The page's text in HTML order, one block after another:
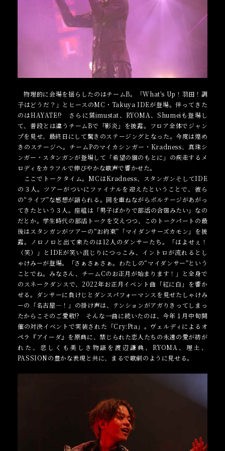
物理的に会場を揺らしたのはチームB。「What’s Up！羽田！調
子はどうだ？」とヒースのMC・Takuya IDEが登場。伴ってきた
のはHAYATE!? さらに巽imustat、RYOMA、Shumeiも登場し
て、普段とは違うチームBで「影炎」を披露。フロア全体でジャン
プを見せ、最終日にして驚きのステージングとなった。今度は煌め
きのステージへ。チームPのマイカシンガー・Kradness、真珠シ
ンガー・スタンガンが登場して「希望の旗のもとに」の疾走するメ
ロディをカラフルで伸びやかな歌声で響かせた。
ここでトークタイム。MCはKradness、スタンガンそしてIDE
の３人。ツアーがついにファイナルを迎えたということで、彼ら
の“ライブ”な感想が語られる。回を重ねながらボルテージがあがっ
てきたという３人。座組は「男子ばかりで部活の合宿みたい」なの
だとか。学生時代の部活トークを交えつつ、このトークパートの最
後はスタンガンがツアーの“お約束”「マイダンサーズカモン」を披
露。ノロノロと出て来たのは12人のダンサーたち。「はよせぇ！
（笑）」とIDEが笑い混じりにつっこみ、イントロが流れるとし
ゃけみーが登場。「さぁさぁさぁ。わたしの“マイダンサー”という
ことでね。みなさん、チームCのお正月が始まります！」と全身で
のスネークダンスで、2022年お正月イベント曲「紅に白」を響か
せる。ダンサーに負けじとダンスパフォーマンスを見せたしゃけみ
ーの「名古屋―！」の掛け声は、テンションがアガりきってしまっ
たからこそのご愛敬!? そんな一曲に続いたのは、今年１月中旬開
催の対決イベントで実装された「Cry:Pta」。ヴェルディによるオ
ペラ『アイーダ』を原典に、禁じられた恋人たちの永遠の愛が紡が
れた、悲しくも美しき物語を渡辺謙典、RYOMA、理土、
PASSIONの豊かな表現と共に、まるで歌劇のように見せる。